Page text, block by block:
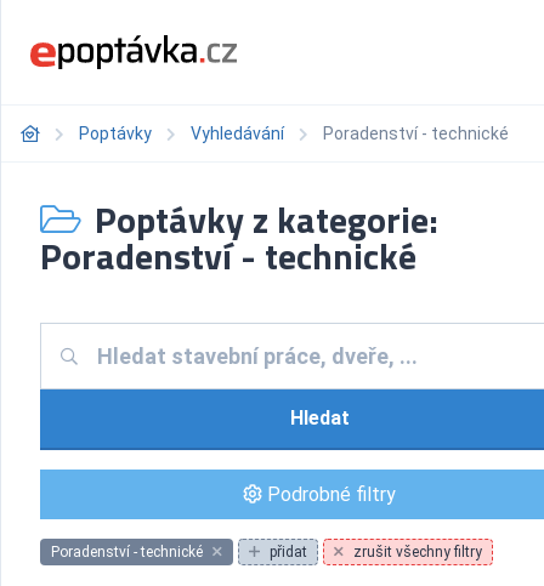
Poptávky Vyhledávání Poradenství - technické
Poptávky z kategorie:
Poradenství - technické
Hledat
Podrobné filtry
Poradenství - technické přidat zrušit všechny filtry